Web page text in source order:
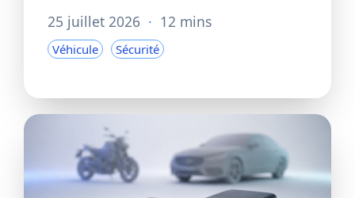
25 juillet 2026 · 12 mins
Véhicule Sécurité